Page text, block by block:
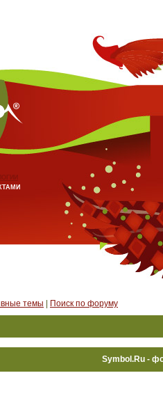
темы Поиск по форуму
Symbol.Ru -